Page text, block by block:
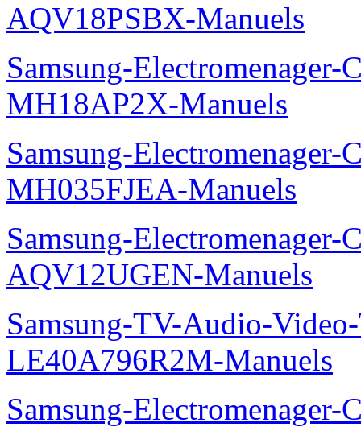
AQV18PSBX-Manuels
Samsung-Electromenager-
MH18AP2X-Manuels
Samsung-Electromenager-
MH035FJEA-Manuels
Samsung-Electromenager-
AQV12UGEN-Manuels
Samsung-TV-Audio-
LE40A796R2M-Manuels
Samsung-Electromenager-